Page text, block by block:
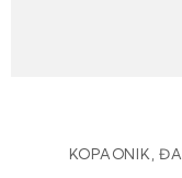
KOPAONIK,